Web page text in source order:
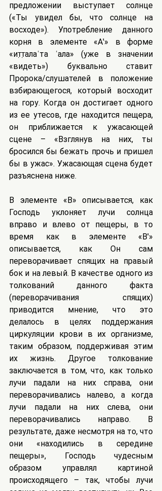
предложении выступает солнце
(«Ты увидел бы, что солнце на
восходе»). Употребление данного
корня в элементе «А'» в форме
«ит̣т̣алаʿта ʿала» (уже в значении
«видеть») буквально ставит
Пророка/слушателей в положение
взбирающегося, который восходит
на гору. Когда он достигает одного
из ее утесов, где находится пещера,
он приближается к ужасающей
сцене – «Взглянув на них, ты
бросился бы бежать прочь и пришел
бы в ужас». Ужасающая сцена будет
разъяснена ниже.
В элементе «В» описывается, как
Господь уклоняет лучи солнца
вправо и влево от пещеры, в то
время как в элементе «B'»
описывается, как Он сам
переворачивает спящих на правый
бок и на левый. В качестве одного из
толкований данного факта
(переворачивания спящих)
приводится мнение, что это
делалось в целях поддержания
циркуляции крови в их организме,
таким образом, поддерживая этим
их жизнь. Другое толкование
заключается в том, что, как только
лучи падали на них справа, они
переворачивались налево, а когда
лучи падали на них слева, они
переворачивались направо. В
результате, даже несмотря на то, что
они «находились в середине
пещеры», Господь чудесным
образом управлял картиной
происходящего – так, чтобы лучи